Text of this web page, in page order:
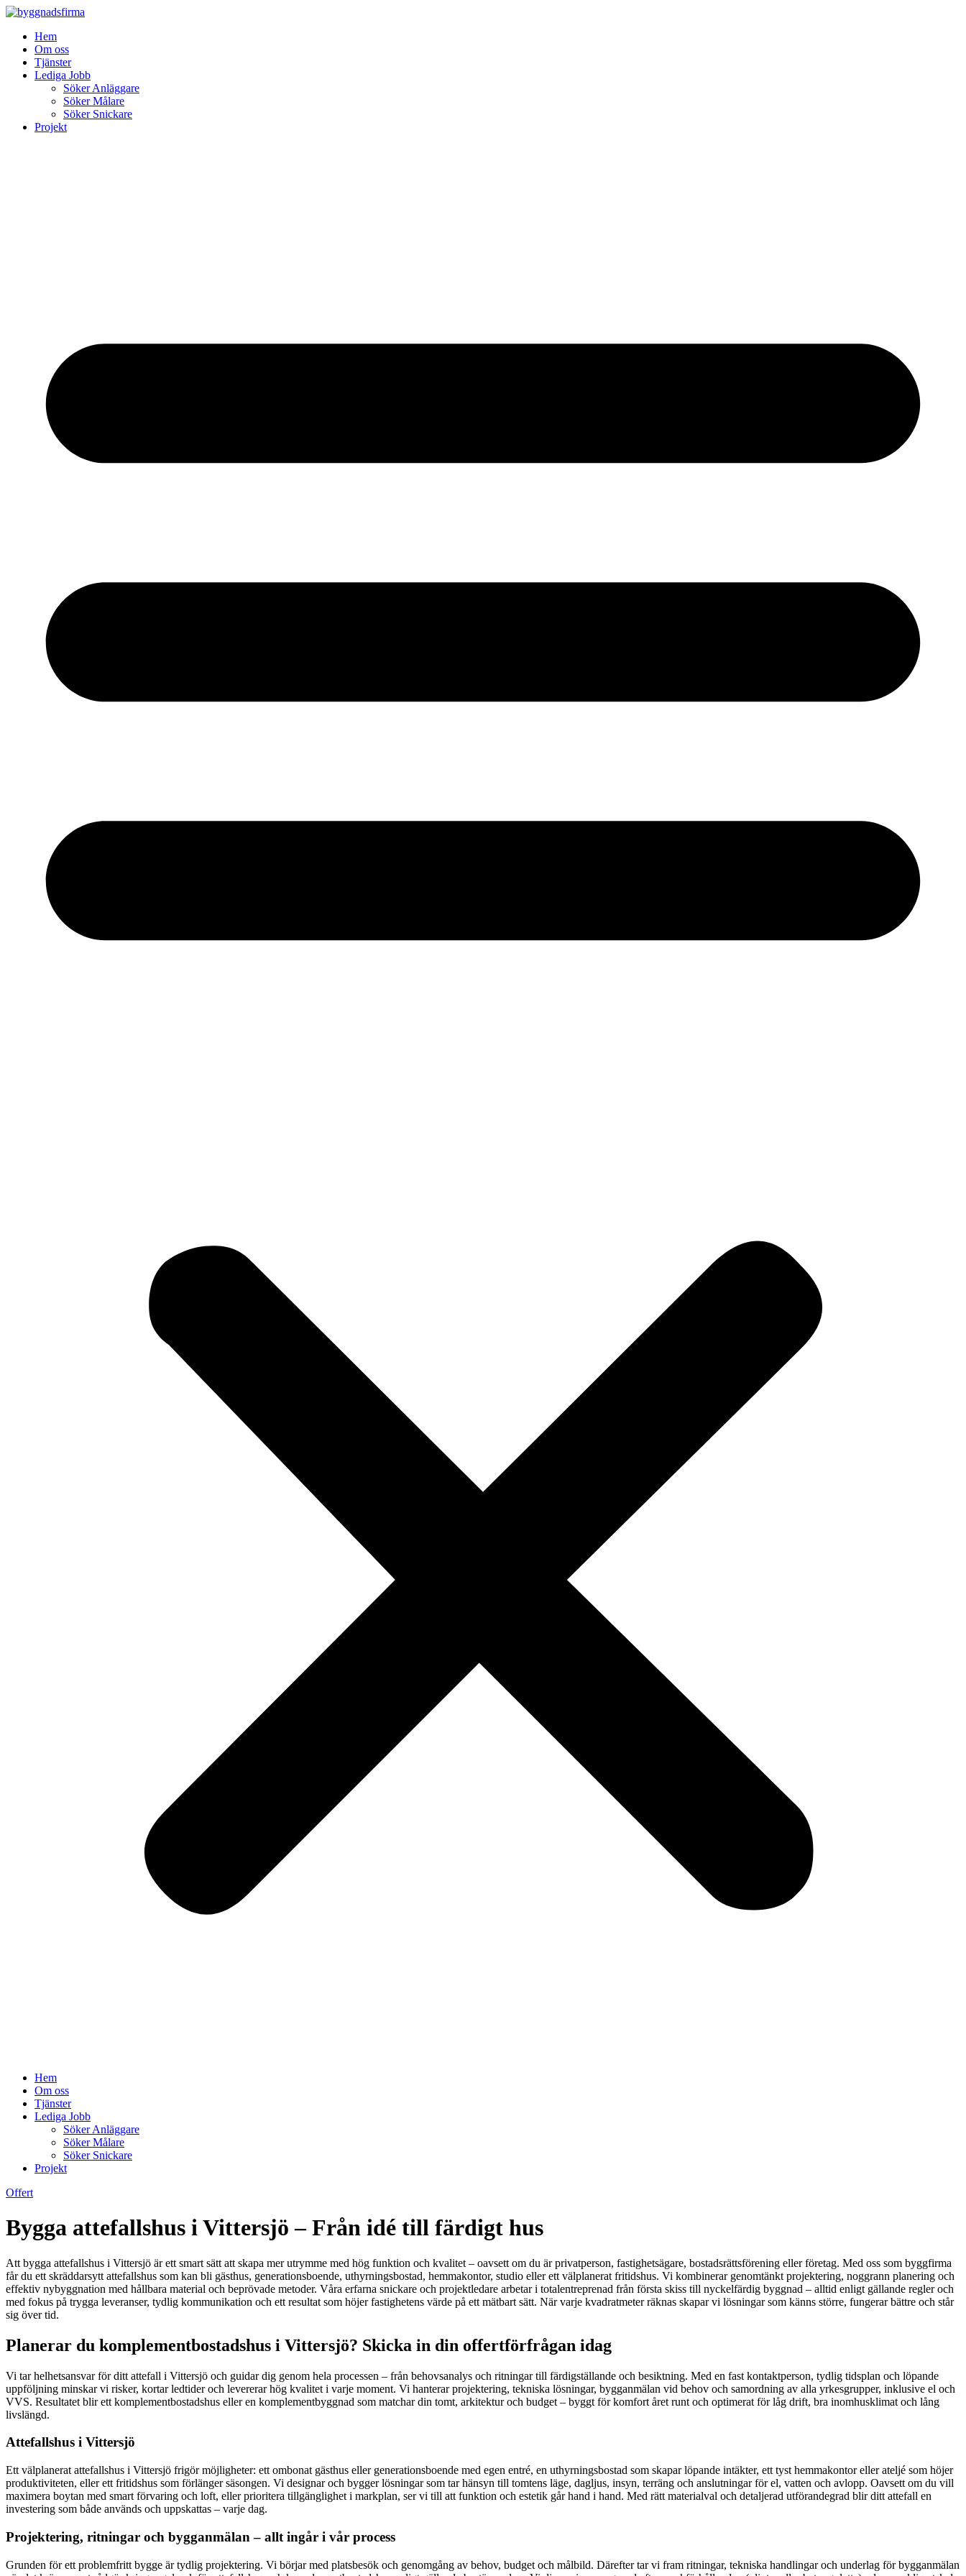
Skip
contentHem
Om oss
Tjänster
Lediga Jobb
Söker Anläggare
Söker Målare
Söker Snickare
Projekt
Hem
Om oss
Tjänster
Lediga Jobb
Söker Anläggare
Söker Målare
Söker Snickare
Projekt
Offert
Bygga attefallshus i Vittersjö – Från idé till färdigt hus
Att bygga attefallshus i Vittersjö är ett smart sätt att skapa mer utrymme med hög funktion och kvalitet – oavsett om du är privatperson, fastighetsägare, bostadsrättsförening eller företag. Med oss som byggfirma
får du ett skräddarsytt attefallshus som kan bli gästhus, generationsboende, uthyrningsbostad, hemmakontor, studio eller ett välplanerat fritidshus. Vi kombinerar genomtänkt projektering, noggrann planering och
effektiv nybyggnation med hållbara material och beprövade metoder. Våra erfarna snickare och projektledare arbetar i totalentreprenad från första skiss till nyckelfärdig byggnad – alltid enligt gällande regler och
med fokus på trygga leveranser, tydlig kommunikation och ett resultat som höjer fastighetens värde på ett mätbart sätt. När varje kvadratmeter räknas skapar vi lösningar som känns större, fungerar bättre och står
sig över tid.
Planerar du komplementbostadshus i Vittersjö? Skicka in din offertförfrågan idag
Vi tar helhetsansvar för ditt attefall i Vittersjö och guidar dig genom hela processen – från behovsanalys och ritningar till färdigställande och besiktning. Med en fast kontaktperson, tydlig tidsplan och löpande
uppföljning minskar vi risker, kortar ledtider och levererar hög kvalitet i varje moment. Vi hanterar projektering, tekniska lösningar, bygganmälan vid behov och samordning av alla yrkesgrupper, inklusive el och
VVS. Resultatet blir ett komplementbostadshus eller en komplementbyggnad som matchar din tomt, arkitektur och budget – byggt för komfort året runt och optimerat för låg drift, bra inomhusklimat och lång
livslängd.
Attefallshus i Vittersjö
Ett välplanerat attefallshus i Vittersjö frigör möjligheter: ett ombonat gästhus eller generationsboende med egen entré, en uthyrningsbostad som skapar löpande intäkter, ett tyst hemmakontor eller ateljé som höjer
produktiviteten, eller ett fritidshus som förlänger säsongen. Vi designar och bygger lösningar som tar hänsyn till tomtens läge, dagljus, insyn, terräng och anslutningar för el, vatten och avlopp. Oavsett om du vill
maximera boytan med smart förvaring och loft, eller prioritera tillgänglighet i markplan, ser vi till att funktion och estetik går hand i hand. Med rätt materialval och detaljerad utförandegrad blir ditt attefall en
investering som både används och uppskattas – varje dag.
Projektering, ritningar och bygganmälan – allt ingår i vår process
Grunden för ett problemfritt bygge är tydlig projektering. Vi börjar med platsbesök och genomgång av behov, budget och målbild. Därefter tar vi fram ritningar, tekniska handlingar och underlag för bygganmälan